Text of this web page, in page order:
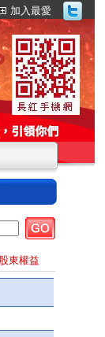
加入最愛
東權益